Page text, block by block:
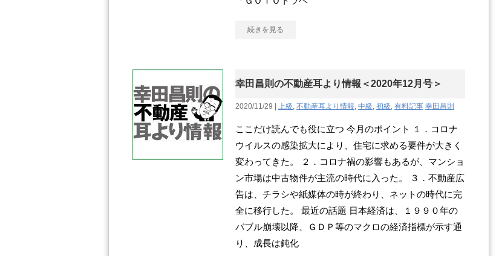
続きを見る
幸田昌則の不動産耳より情報＜2020年12月号＞
2020/11/29 | 上級 , 不動産耳より情報, 中級 , 初級 , 有料記事 幸田昌則
ここだけ読んでも役に立つ 今月のポイント １．コロナ
ウイルスの感染拡大により、住宅に求める要件が大きく
変わってきた。 ２．コロナ禍の影響もあるが、マンショ
ン市場は中古物件が主流の時代に入った。 ３．不動産広
告は、チラシや紙媒体の時が終わり、ネットの時代に完
全に移行した。 最近の話題 日本経済は、１９９０年の
バブル崩壊以降、ＧＤＰ等のマクロの経済指標が示す通
り、成長は鈍化